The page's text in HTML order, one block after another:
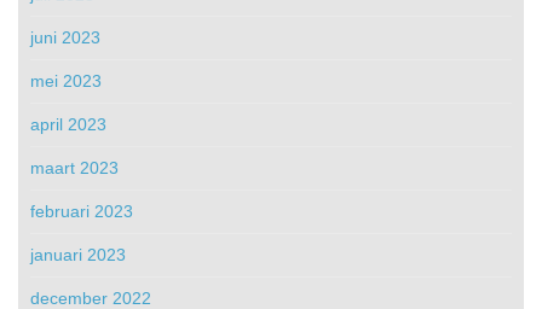
juni 2023
mei 2023
april 2023
maart 2023
februari 2023
januari 2023
december 2022